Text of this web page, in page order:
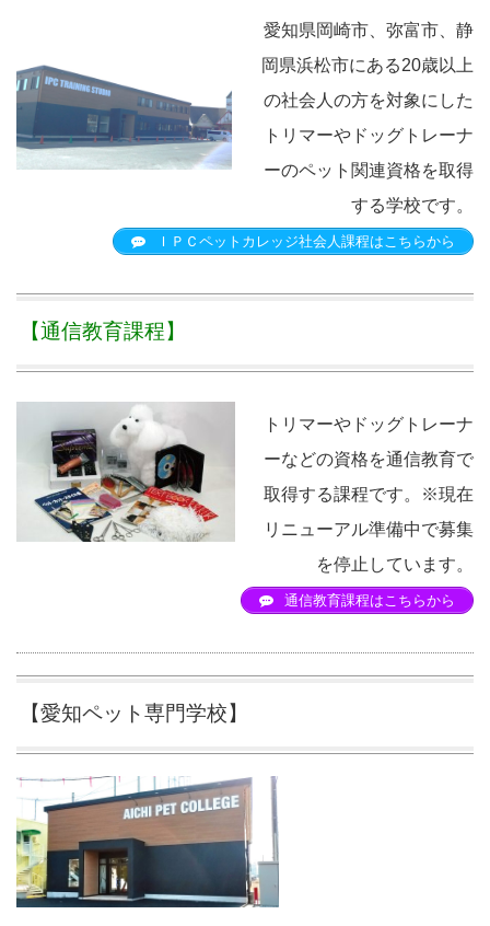
愛知県岡崎市、弥富市、静
岡県浜松市にある20歳以上
の社会人の方を対象にした
トリマーやドッグトレーナ
ーのペット関連資格を取得
する学校です。
ＩＰＣペットカレッジ社会人課程はこちらから
【通信教育課程】
トリマーやドッグトレーナ
ーなどの資格を通信教育で
取得する課程です。※現在
リニューアル準備中で募集
を停止しています。
通信教育課程はこちらから
【愛知ペット専門学校】